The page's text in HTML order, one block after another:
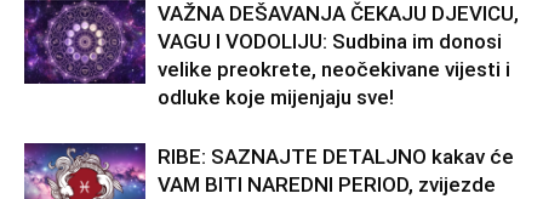
VAŽNA DEŠAVANJA ČEKAJU DJEVICU,
VAGU I VODOLIJU: Sudbina im donosi
velike preokrete, neočekivane vijesti i
odluke koje mijenjaju sve!
RIBE: SAZNAJTE DETALJNO kakav će
VAM BITI NAREDNI PERIOD, zvijezde